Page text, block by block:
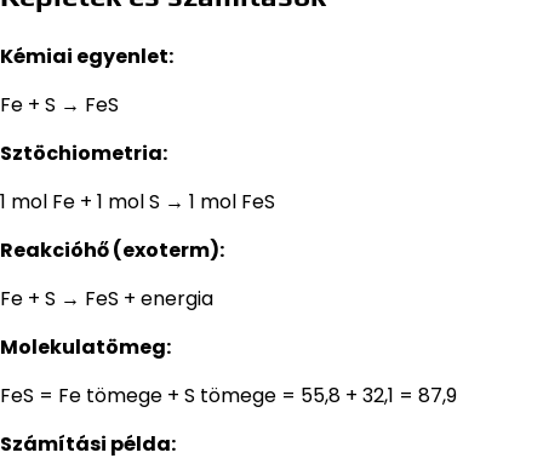
Kémiai egyenlet:
Fe + S → FeS
Sztöchiometria:
1 mol Fe + 1 mol S → 1 mol FeS
Reakcióhő (exoterm):
Fe + S → FeS + energia
Molekulatömeg:
FeS = Fe tömege + S tömege = 55,8 + 32,1 = 87,9
Számítási példa: